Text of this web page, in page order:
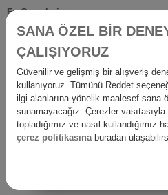
Ev Gereçleri
Petshop
Ev Dışı Tüketim
Kişisel Bakım
Anne Bebek
İş Yerine Özel
Oto-Yapı-Bahçe
Hediyelik Ürünler
SANA ÖZEL BİR
ÇALIŞIYORUZ
Güvenilir ve gelişmiş bir alışveriş
kullanıyoruz. Tümünü Reddet
ilgi alanlarına yönelik maalesef sana
sunamayacağız. Çerezler
topladığımız ve nasıl kullandığımız
çerez politikasınaburadan